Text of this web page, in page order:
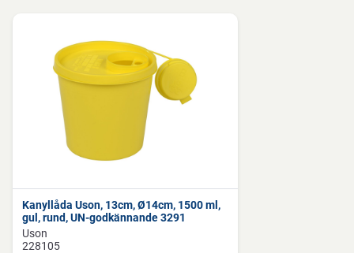
Instruktioner för förpackningskassering
Kan återvinnas eller förbrännas.
Förvaringsinstruktioner
solljus.
Kanyllåda Uson, 13cm, Ø14cm, 1500 ml,
gul, rund, UN-godkännande 3291
Uson
228105